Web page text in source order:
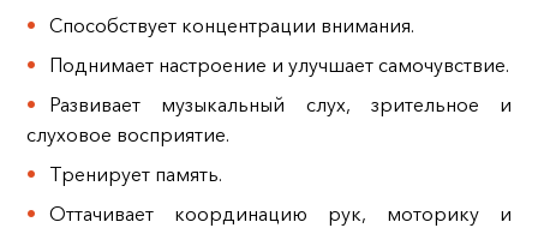
Способствует концентрации внимания.
Поднимает настроение и улучшает самочувствие.
Развивает музыкальный слух, зрительное и
слуховое восприятие.
Тренирует память.
Оттачивает координацию рук, моторику и